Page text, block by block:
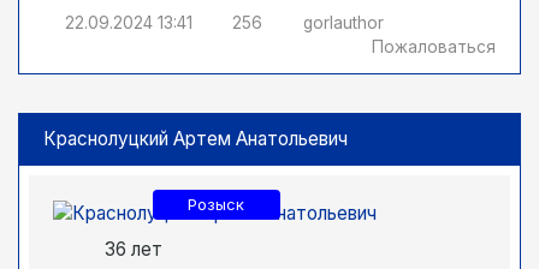
22.09.2024 13:41 256
gorlauthor
Пожаловаться
Краснолуцкий Артем Анатольевич
Розыск
36 лет